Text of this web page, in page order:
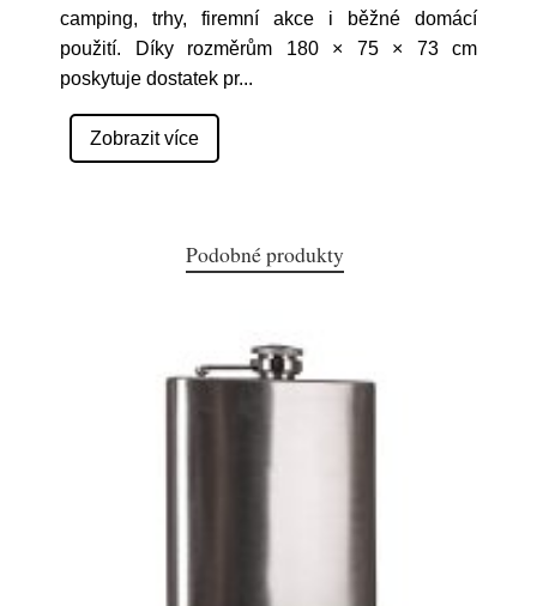
camping, trhy, firemní akce i běžné domácí
použití. Díky rozměrům 180 × 75 × 73 cm
poskytuje dostatek pr...
Zobrazit více
Podobné produkty